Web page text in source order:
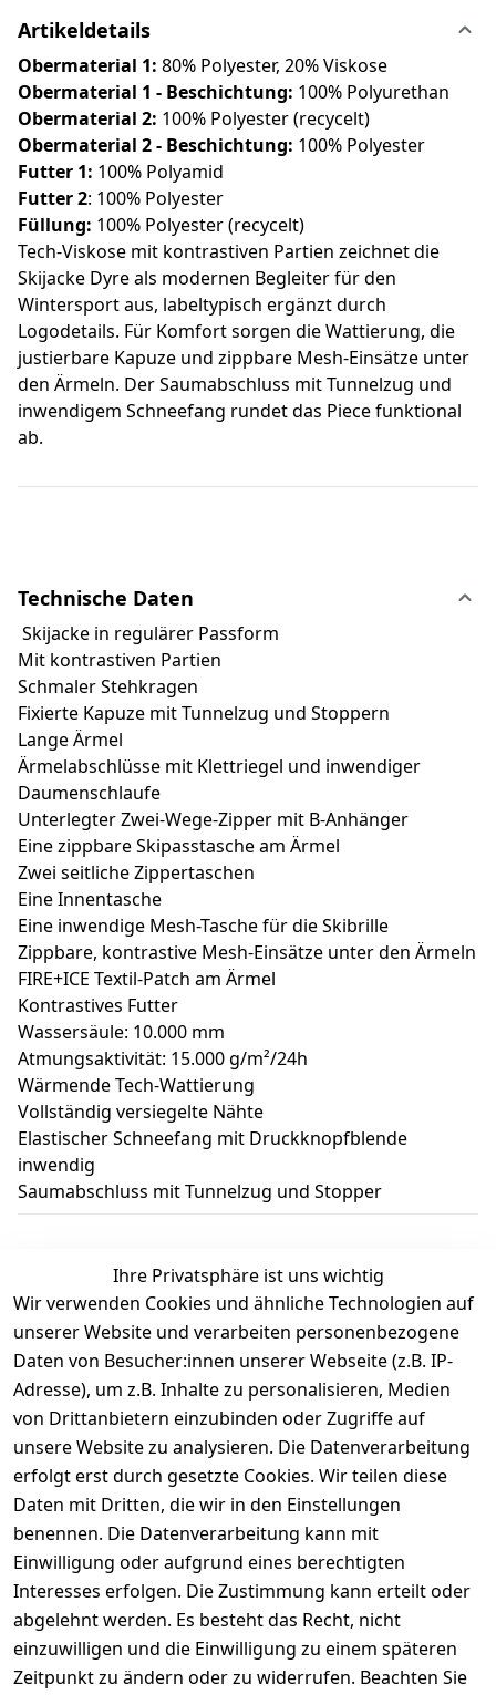
Artikeldetails
Obermaterial 1: 80% Polyester, 20% Viskose
Obermaterial 1 - Beschichtung: 100% Polyurethan
Obermaterial 2: 100% Polyester (recycelt)
Obermaterial 2 - Beschichtung: 100% Polyester
Futter 1: 100% Polyamid
Futter 2: 100% Polyester
Füllung: 100% Polyester (recycelt)
Tech-Viskose mit kontrastiven Partien zeichnet die
Skijacke Dyre als modernen Begleiter für den
Wintersport aus, labeltypisch ergänzt durch
Logodetails. Für Komfort sorgen die Wattierung, die
justierbare Kapuze und zippbare Mesh-Einsätze unter
den Ärmeln. Der Saumabschluss mit Tunnelzug und
inwendigem Schneefang rundet das Piece funktional
ab.
Technische Daten
Skijacke in regulärer Passform
Mit kontrastiven Partien
Schmaler Stehkragen
Fixierte Kapuze mit Tunnelzug und Stoppern
Lange Ärmel
Ärmelabschlüsse mit Klettriegel und inwendiger
Daumenschlaufe
Unterlegter Zwei-Wege-Zipper mit B-Anhänger
Eine zippbare Skipasstasche am Ärmel
Zwei seitliche Zippertaschen
Eine Innentasche
Eine inwendige Mesh-Tasche für die Skibrille
Zippbare, kontrastive Mesh-Einsätze unter den Ärmeln
FIRE+ICE Textil-Patch am Ärmel
Kontrastives Futter
Wassersäule: 10.000 mm
Atmungsaktivität: 15.000 g/m²/24h
Wärmende Tech-Wattierung
Vollständig versiegelte Nähte
Elastischer Schneefang mit Druckknopfblende
inwendig
Saumabschluss mit Tunnelzug und Stopper
Kundenbewertungen
Durchschnittliche Bewertung
0
Basierend auf 0 Bewertung(en)
Bewertung abgeben
5
( 0 )
4
( 0 )
3
( 0 )
2
( 0 )
1
( 0 )
Es hat noch niemand eine Bewertung für diesen
Ihre Privatsphäre ist uns wichtig
Wir verwenden Cookies und ähnliche Technologien auf
unserer Website und verarbeiten personenbezogene
Daten von Besucher:innen unserer Webseite (z.B. IP-
Adresse), um z.B. Inhalte zu personalisieren, Medien
von Drittanbietern einzubinden oder Zugriffe auf
unsere Website zu analysieren. Die Datenverarbeitung
erfolgt erst durch gesetzte Cookies. Wir teilen diese
Daten mit Dritten, die wir in den Einstellungen
benennen. Die Datenverarbeitung kann mit
Einwilligung oder aufgrund eines berechtigten
Interesses erfolgen. Die Zustimmung kann erteilt oder
abgelehnt werden. Es besteht das Recht, nicht
einzuwilligen und die Einwilligung zu einem späteren
Zeitpunkt zu ändern oder zu widerrufen. Beachten Sie